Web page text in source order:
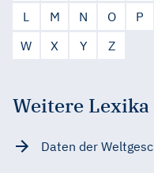
L
M N O P
W
X Y Z
Weitere Lexika
Daten der